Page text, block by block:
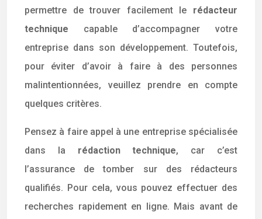
permettre de trouver facilement le rédacteur
technique capable d’accompagner votre
entreprise dans son développement. Toutefois,
pour éviter d’avoir à faire à des personnes
malintentionnées, veuillez prendre en compte
quelques critères.
Pensez à faire appel à une entreprise spécialisée
dans la rédaction technique, car c’est
l’assurance de tomber sur des rédacteurs
qualifiés. Pour cela, vous pouvez effectuer des
recherches rapidement en ligne. Mais avant de